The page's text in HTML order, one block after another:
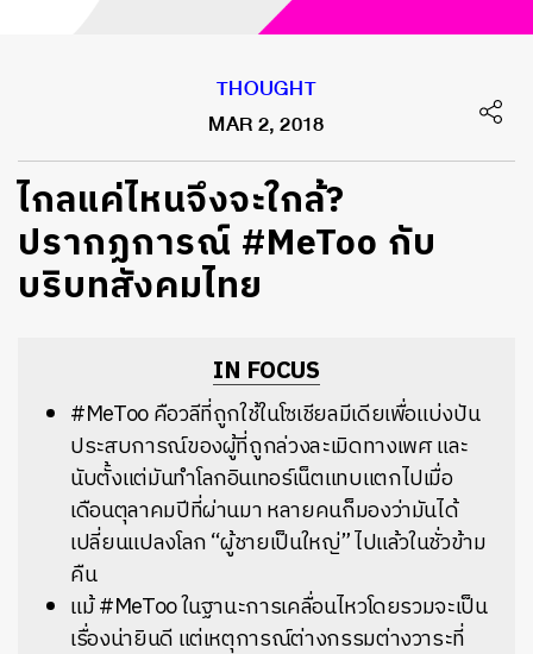
THOUGHT
MAR 2, 2018
ไกลแค่ไหนจึงจะใกล้?
ปรากฏการณ์ #MeToo กับ
บริบทสังคมไทย
IN FOCUS
#MeToo คือวลีที่ถูกใช้ในโซเชียลมีเดียเพื่อแบ่งปัน
ประสบการณ์ของผู้ที่ถูกล่วงละเมิดทางเพศ​ และ
นับตั้งแต่มันทำโลกอินเทอร์เน็ตแทบแตกไปเมื่อ
เดือนตุลาคมปีที่ผ่านมา หลายคนก็มองว่ามันได้
เปลี่ยนแปลงโลก “ผู้ชายเป็นใหญ่” ไปแล้วในชั่วข้าม
คืน
แม้ #MeToo ในฐานะการเคลื่อนไหวโดยรวมจะเป็น
เรื่องน่ายินดี แต่เหตุการณ์ต่างกรรมต่างวาระที่